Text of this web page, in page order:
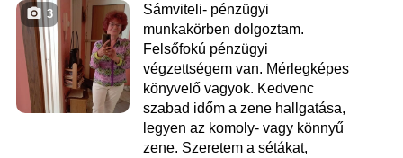
3
Sámviteli- pénzügyi
munkakörben dolgoztam.
Felsőfokú pénzügyi
végzettségem van. Mérlegképes
könyvelő vagyok. Kedvenc
szabad időm a zene hallgatása,
legyen az komoly- vagy könnyű
zene. Szeretem a sétákat,